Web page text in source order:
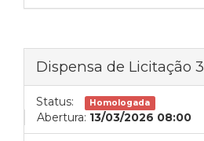
Dispensa de Licitação
Status: Homologada
Abertura: 13/03/2026 08:00